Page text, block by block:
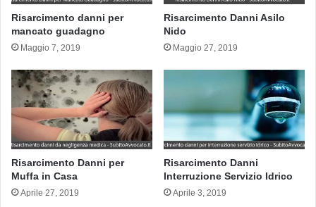
Risarcimento danni per
mancato guadagno
Maggio 7, 2019
Risarcimento Danni Asilo
Nido
Maggio 27, 2019
Risarcimento Danni per
Muffa in Casa
Aprile 27, 2019
Risarcimento Danni
Interruzione Servizio Idrico
Aprile 3, 2019